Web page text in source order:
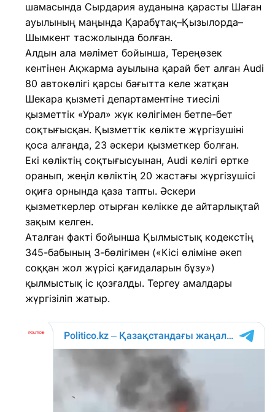
шамасында Сырдария ауданына қарасты Шаған
ауылының маңында Қарабұтақ–Қызылорда–
Шымкент тасжолында болған.
Алдын ала мәлімет бойынша, Тереңөзек
кентінен Ақжарма ауылына қарай бет алған Audi
80 автокөлігі қарсы бағытта келе жатқан
Шекара қызметі департаментіне тиесілі
қызметтік «Урал» жүк көлігімен бетпе-бет
соқтығысқан. Қызметтік көлікте жүргізушіні
қоса алғанда, 23 әскери қызметкер болған.
Екі көліктің соқтығысуынан, Audi көлігі өртке
оранып, жеңіл көліктің 20 жастағы жүргізушісі
оқиға орнында қаза тапты. Әскери
қызметкерлер отырған көлікке де айтарлықтай
зақым келген.
Аталған факті бойынша Қылмыстық кодекстің
345-бабының 3-бөлігімен («Кісі өліміне әкеп
соққан жол жүрісі қағидаларын бұзу»)
қылмыстық іс қозғалды. Тергеу амалдары
жүргізіліп жатыр.